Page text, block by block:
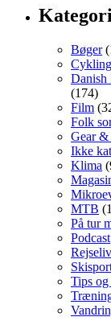
Bøger
Cykling
Danish
(174)
Film
Folk
Gear &
Ikke
Klima
MTB
På tur
Podcast
Tips